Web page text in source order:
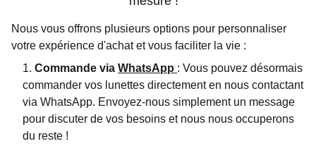
Nous vous offrons plusieurs options pour personnaliser
votre expérience d'achat et vous faciliter la vie :
Commande via WhatsApp : Vous pouvez désormais
commander vos lunettes directement en nous contactant
via WhatsApp. Envoyez-nous simplement un message
pour discuter de vos besoins et nous nous occuperons
du reste !